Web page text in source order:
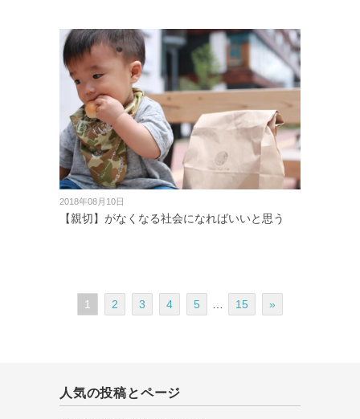
2018年08月10日
【親切】がなくなる社会になればいいと思う
1 2 3 4 5 15 »
人気の投稿とページ